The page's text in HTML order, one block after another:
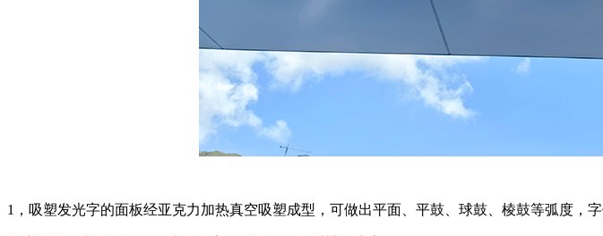
1，吸塑发光字的面板经亚克力加热真空吸塑成型，可做出平面、平鼓、球鼓、棱鼓等弧度，字